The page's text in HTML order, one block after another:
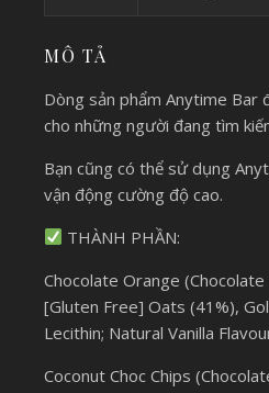
MÔ TẢ
Dòng sản phẩm Anytime Bar
cho những người đang tìm
Bạn cũng có thể sử dụng
vận động cường độ cao.
THÀNH PHẦN:
Chocolate Orange (Chocolate
[Gluten Free] Oats (41%),
Lecithin; Natural Vanilla
Coconut Choc Chips